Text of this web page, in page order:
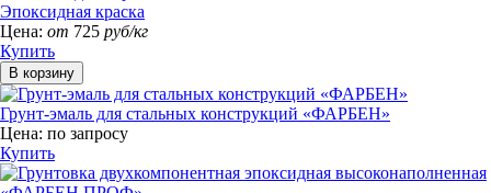
Эпоксидная краска
Цена: от 725 руб/кг
Купить
Грунт-эмаль для стальных конструкций «ФАРБЕН»
Цена: по запросу
Купить